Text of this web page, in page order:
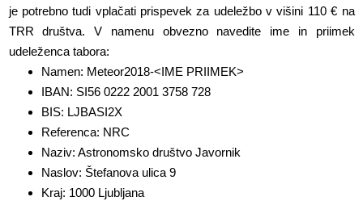
je potrebno tudi vplačati prispevek za udeležbo v višini 110 € na
TRR društva. V namenu obvezno navedite ime in priimek
udeleženca tabora:
Namen: Meteor2018-<IME PRIIMEK>
IBAN: SI56 0222 2001 3758 728
BIS: LJBASI2X
Referenca: NRC
Naziv: Astronomsko društvo Javornik
Naslov: Štefanova ulica 9
Kraj: 1000 Ljubljana